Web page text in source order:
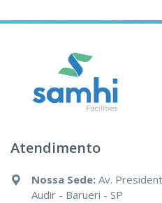
Atendimento
Nossa Sede: Av.
Audir - Barueri - SP